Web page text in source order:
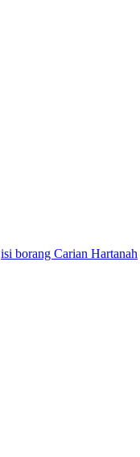
isi borang Carian Hartanah